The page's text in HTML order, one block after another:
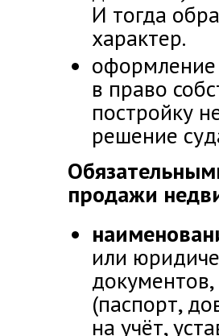
И тогда
характер.
оформление
в право
постройку
решение
продажи
или
(паспорт,
на учёт,